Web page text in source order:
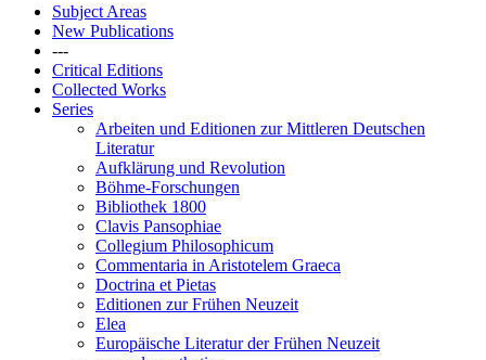
Subject Areas
New Publications
---
Critical Editions
Collected Works
Series
Arbeiten und Editionen zur Mittleren Deutschen
Literatur
Aufklärung und Revolution
Böhme-Forschungen
Bibliothek 1800
Clavis Pansophiae
Collegium Philosophicum
Commentaria in Aristotelem Graeca
Doctrina et Pietas
Editionen zur Frühen Neuzeit
Elea
Europäische Literatur der Frühen Neuzeit